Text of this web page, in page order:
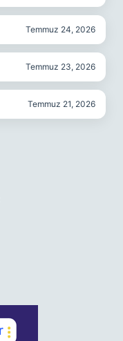
Temmuz 24, 2026
Temmuz 23, 2026
Temmuz 21, 2026